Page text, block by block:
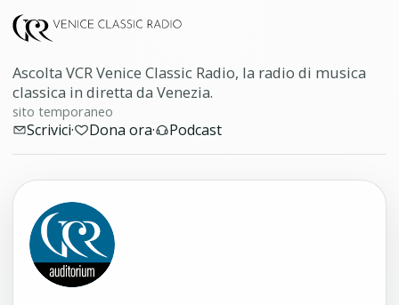
Ascolta VCR Venice Classic Radio, la radio di musica
classica in diretta da Venezia.
sito temporaneo
Scrivici· Dona ora· Podcast